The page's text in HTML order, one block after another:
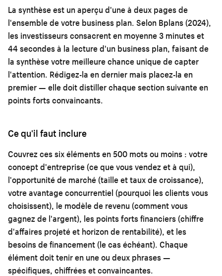
La synthèse est un aperçu d'une à deux pages de
l'ensemble de votre business plan. Selon Bplans (2024),
les investisseurs consacrent en moyenne 3 minutes et
44 secondes à la lecture d'un business plan, faisant de
la synthèse votre meilleure chance unique de capter
l'attention. Rédigez-la en dernier mais placez-la en
premier — elle doit distiller chaque section suivante en
points forts convaincants.
Ce qu'il faut inclure
Couvrez ces six éléments en 500 mots ou moins : votre
concept d'entreprise (ce que vous vendez et à qui),
l'opportunité de marché (taille et taux de croissance),
votre avantage concurrentiel (pourquoi les clients vous
choisissent), le modèle de revenu (comment vous
gagnez de l'argent), les points forts financiers (chiffre
d'affaires projeté et horizon de rentabilité), et les
besoins de financement (le cas échéant). Chaque
élément doit tenir en une ou deux phrases —
spécifiques, chiffrées et convaincantes.